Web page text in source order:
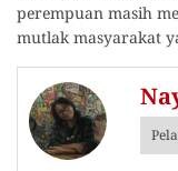
perempuan masih
mutlak masyarakat